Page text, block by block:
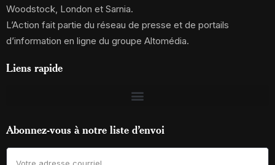
Woodstock, London et Sarnia.
L’Action fait partie du réseau de presse et de portails
d’information en ligne du groupe Altomédia.
Liens rapide
Abonnez-vous à notre liste d’envoi